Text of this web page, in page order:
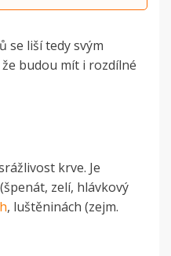
se liší tedy svým
budou mít i rozdílné
krve. Je
zelí, hlávkový
, luštěninách (zejm.